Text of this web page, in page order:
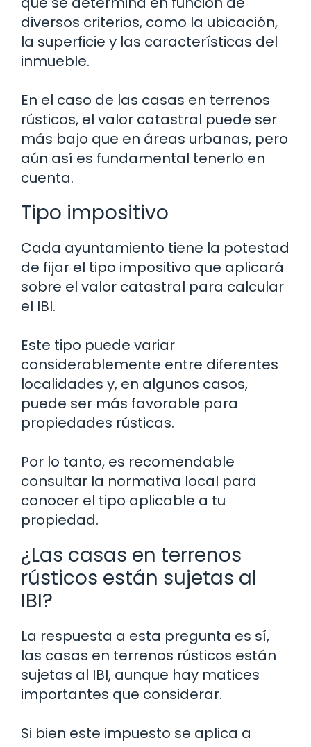
diversos criterios, como la ubicación,
la superficie y las características del
inmueble.
En el caso de las casas en terrenos
rústicos, el valor catastral puede ser
más bajo que en áreas urbanas, pero
aún así es fundamental tenerlo en
cuenta.
Tipo impositivo
Cada ayuntamiento tiene la potestad
de fijar el tipo impositivo que aplicará
sobre el valor catastral para calcular
el IBI.
Este tipo puede variar
considerablemente entre diferentes
localidades y, en algunos casos,
puede ser más favorable para
propiedades rústicas.
Por lo tanto, es recomendable
consultar la normativa local para
conocer el tipo aplicable a tu
propiedad.
¿Las casas en terrenos
rústicos están sujetas al
IBI?
La respuesta a esta pregunta es sí,
las casas en terrenos rústicos están
sujetas al IBI, aunque hay matices
importantes que considerar.
Si bien este impuesto se aplica a